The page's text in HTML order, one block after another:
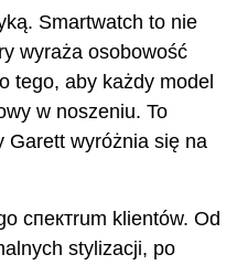
Smartwatch to nie
wyraża osobowość
tego, aby każdy model
w noszeniu. To
Garett wyróżnia się na
спектrum klientów. Od
stylizacji, po